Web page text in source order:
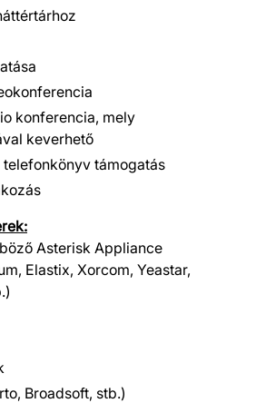
konferencia, mely
keverhető
telefonkönyv támogatás
Asterisk Appliance
Elastix, Xorcom, Yeastar,
Broadsoft, stb.)